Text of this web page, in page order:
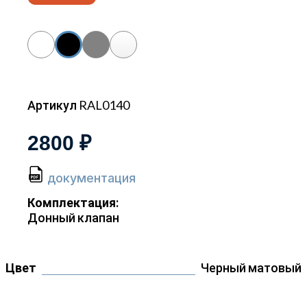
Артикул RAL0140
2800 ₽
документация
Комплектация:
Донный клапан
Цвет
Черный матовый